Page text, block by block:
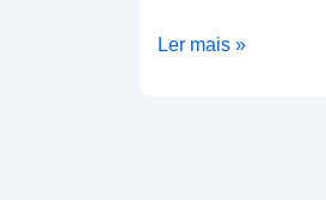
ISTsat-
Ler mais »